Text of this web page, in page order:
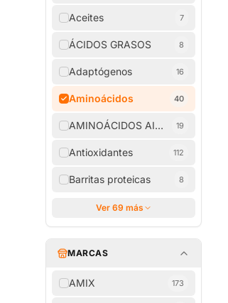
Aceites 7
ÁCIDOS GRASOS 8
Adaptógenos 16
Aminoácidos 40
AMINOÁCIDOS AISLADOS
19
Antioxidantes 112
Barritas proteicas 8
Ver 69 más
MARCAS
AMIX 173